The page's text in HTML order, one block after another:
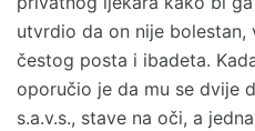
utvrdio da on nije
čestog posta i ibadeta.
oporučio je da mu se dvije
s.a.v.s., stave na oči, a